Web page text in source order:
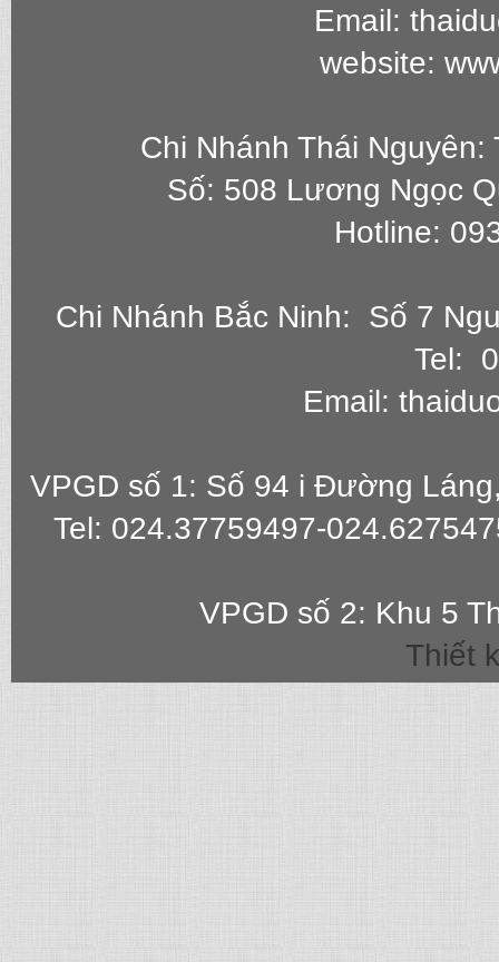
Email:
website:
Chi Nhánh Thái Nguyên:
Số: 508 Lương Ngọc
Hotline:
Chi Nhánh Bắc Ninh: Số 7
Tel:
Email:
VPGD số 1: Số 94 i Đường
Tel: 024.37759497-
VPGD số 2: Khu 5
Thiết